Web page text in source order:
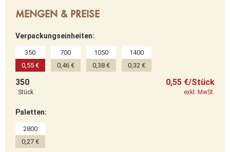
MENGEN & PREISE
Verpackungseinheiten:
350
0,55 €
700
0,46 €
1050
0,38 €
1400
0,32 €
350
Stück
0,55 €/Stück
exkl. MwSt.
Paletten:
2800
0,27 €